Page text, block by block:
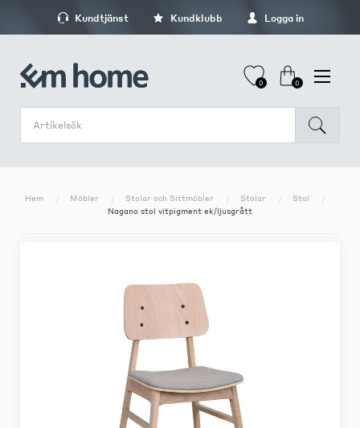
Kundtjänst Kundklubb Logga in
0 0
Hem Möbler Stolar och Sittmöbler Stolar
Stol
Nagano stol vitpigment ek/ljusgrått